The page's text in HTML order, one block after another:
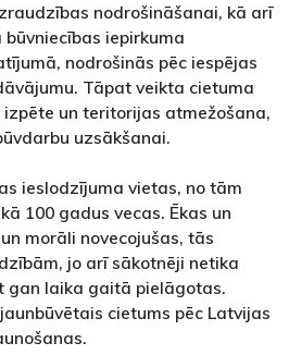
nodrošināšanai, kā arī
iepirkuma
nodrošinās pēc iespējas
Tāpat veikta cietuma
un teritorijas atmežošana,
uzsākšanai.
ieslodzījuma vietas, no tām
100 gadus vecas. Ēkas un
morāli novecojušas, tās
jo arī sākotnēji netika
gan laika gaitā pielāgotas.
cietums pēc Latvijas